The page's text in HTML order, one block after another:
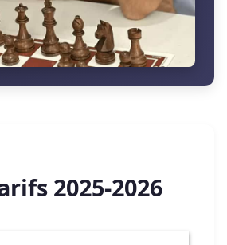
2025-2026